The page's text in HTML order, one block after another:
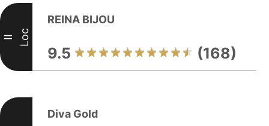
II Loc
REINA BIJOU
9.5 (168)
Diva Gold